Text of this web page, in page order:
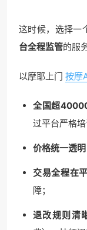
这时候，选择一
台全程监管的服
以摩耶上门 按摩
全国超
过平台严格培
价格统一透明
交易全程在
障；
退改规则清